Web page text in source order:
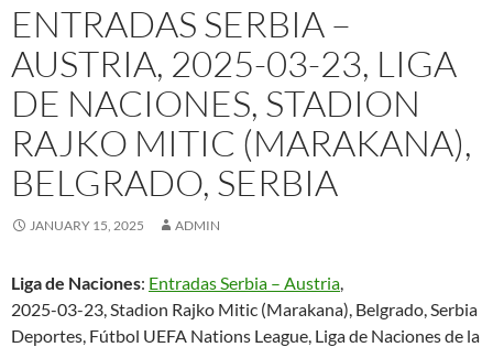
ENTRADAS SERBIA –
AUSTRIA, 2025-03-23, LIGA
DE NACIONES, STADION
RAJKO MITIC (MARAKANA),
BELGRADO, SERBIA
JANUARY 15, 2025 ADMIN
Liga de Naciones: Entradas Serbia – Austria,
2025-03-23, Stadion Rajko Mitic (Marakana), Belgrado, Serbia
Deportes, Fútbol UEFA Nations League, Liga de Naciones de la